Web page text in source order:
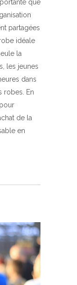
que
partagées
idéale
la
les jeunes
dans
robes. En
de la
en